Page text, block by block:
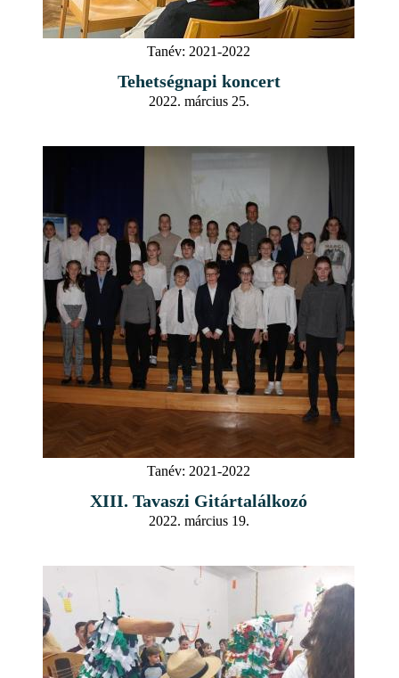
Tanév: 2021-2022
Tehetségnapi koncert
2022. március 25.
Tanév: 2021-2022
XIII. Tavaszi Gitártalálkozó
2022. március 19.